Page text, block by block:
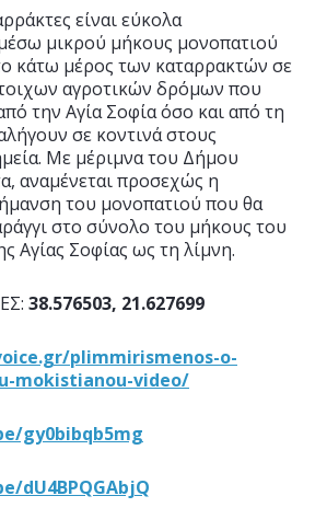
είναι εύκολα
μικρού μήκους μονοπατιού
κάτω μέρος των καταρρακτών σε
αγροτικών δρόμων που
την Αγία Σοφία όσο και από τη
σε κοντινά στους
Με μέριμνα του Δήμου
αναμένεται προσεχώς η
του μονοπατιού που θα
στο σύνολο του μήκους του
Αγίας Σοφίας ως τη λίμνη.
38.576503, 21.627699
plimmirismenos-o-
mokistianou-video/
gy0bibqb5mg
dU4BPQGAbjQ